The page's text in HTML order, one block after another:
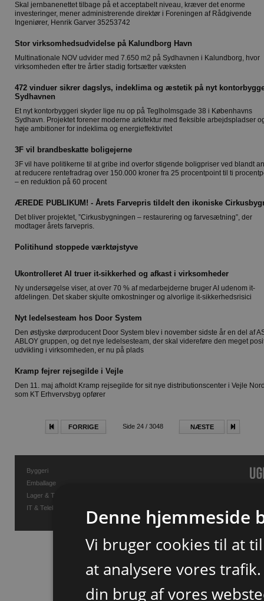
Skal jernbanenettet tilbage på et acceptabelt niveau, kræver det enorme
investeringer, mener administrerende direktør i Foreningen af Rådgivende
Ingeniører, Henrik Garver 35253742
Stor virksomhedsudvidelse på Kalundborg Havn
Multinationale NOV udvider med 7.650 m2 på Sydhavnen i Kalundborg, hvor
virksomheden efter tre årtier stadig fortsætter væksten
472 vinduer sikrer dagslys, indeklima og æstetik på nyt
Sydhavnen
Et nyt kontorbyggeri skyder lige nu op på Teglholmsgade 38 i Københavns
Sydhavn. Projektet forener moderne arkitektur med fleksible arbejdspladser
høje ambitioner for indeklima og energieffektivitet
3F vil brandbeskatte boligejerne
3F vil have politikerne til at gribe ind overfor stigende boligpriser ved blandt
at reducere rentefradrag over 150.000 kroner fra 25 procentpoint til ti
– en reduktion på 60 procent
ÆREDE PUBLIKUM! - Årets Farvepris tildelt den ikoniske
Det bliver projektet, ”Cirkusbygningen – restaurering og farvesætning”, der
modtager årets farvepris.
Politihund stoppede værktøjstyve
Ukontrolleret AI truer it-sikkerhed og afkast i virksomheder
Ny undersøgelse viser, at over 70 % af medarbejderne bruger AI udenom it-
afdelingen. Det skaber skjulte omkostninger og alvorlige it-sikkerhedsrisici
Nyt ledelsesteam hos Door System
Den østjyske dørproducent Door System blev i november sidste år en del af
ABLOY gruppen, og det nye ledelsesteam, der skal videreføre den meget
udvikling i virksomheden, er nu på plads
Kramp fejrer rejsegilde i Vejle
Den 11. maj afholdt Kramp rejsegilde for sit nye distributionscenter i Vejle
som KT Erhvervsbyg opfører
FORRIGE Side 24 / 3048 NÆSTE
Byggeri
Emballage
Lager & Transport
IT & TelekommunikationDenne hjemmeside
Vi bruger cookies til at
at analysere vores
din brug af vores